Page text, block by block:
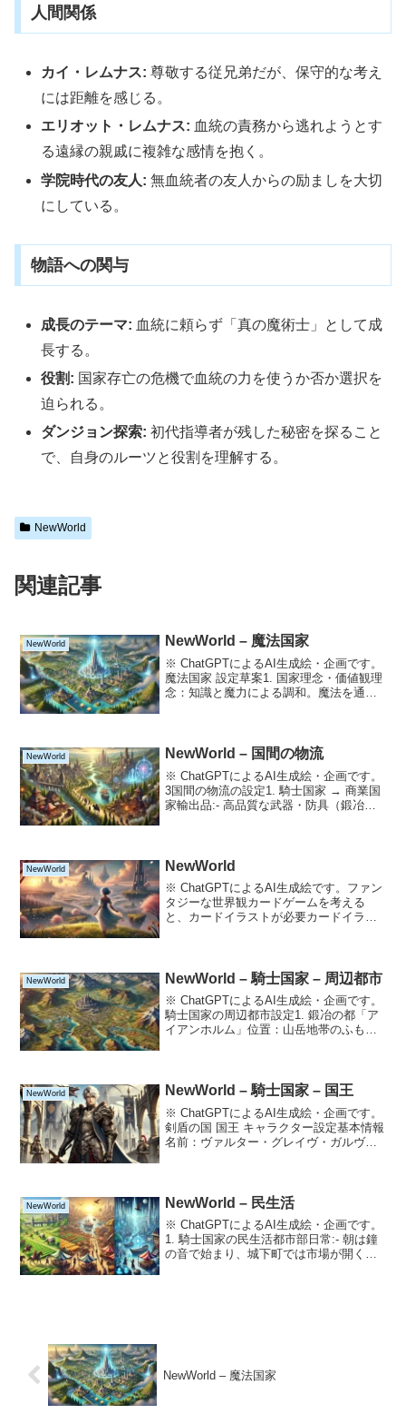
人間関係
カイ・レムナス: 尊敬する従兄弟だが、保守的な考え
には距離を感じる。
エリオット・レムナス: 血統の責務から逃れようとす
る遠縁の親戚に複雑な感情を抱く。
学院時代の友人: 無血統者の友人からの励ましを大切
にしている。
物語への関与
成長のテーマ: 血統に頼らず「真の魔術士」として成
長する。
役割: 国家存亡の危機で血統の力を使うか否か選択を
迫られる。
ダンジョン探索: 初代指導者が残した秘密を探ること
で、自身のルーツと役割を理解する。
NewWorld
関連記事
NewWorld NewWorld – 魔法国家
※ ChatGPTによるAI生成絵・企画です。
魔法国家 設定草案1. 国家理念・価値観理
念：知識と魔力による調和。魔法を通じ
る社会。2...
NewWorld NewWorld – 国間の物流
※ ChatGPTによるAI生成絵・企画です。
3国間の物流の設定1. 騎士国家 → 商業国
家輸出品:- 高品質な武器・防具（鍛冶の
NewWorld NewWorld
※ ChatGPTによるAI生成絵です。ファン
タジーな世界観カードゲームを考える
と、カードイラストが必要カードイラス
やしやすいキャラ...
NewWorld NewWorld – 騎士国家 – 周辺都市
※ ChatGPTによるAI生成絵・企画です。
騎士国家の周辺都市設定1. 鍛冶の都「ア
イアンホルム」位置：山岳地帯のふもと
がここで作ら...
NewWorld NewWorld – 騎士国家 – 国王
※ ChatGPTによるAI生成絵・企画です。
剣盾の国 国王 キャラクター設定基本情報
名前：ヴァルター・グレイヴ・ガルヴァ
は、若...
NewWorld NewWorld – 民生活
※ ChatGPTによるAI生成絵・企画です。
1. 騎士国家の民生活都市部日常:- 朝は鐘
の音で始まり、城下町では市場が開く。-
NewWorld – 魔法国家